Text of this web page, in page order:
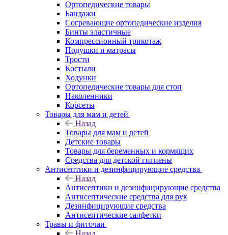
Ортопедические товары
Бандажи
Согревающие ортопедические изделия
Бинты эластичные
Компрессионный трикотаж
Подушки и матрасы
Трости
Костыли
Ходунки
Ортопедические товары для стоп
Наколенники
Корсеты
Товары для мам и детей
Назад
Товары для мам и детей
Детские товары
Товары для беременных и кормящих
Средства для детской гигиены
Антисептики и дезинфицирующие средства
Назад
Антисептики и дезинфицирующие средства
Антисептические средства для рук
Дезинфицирующие средства
Антисептические салфетки
Травы и фиточаи
Назад